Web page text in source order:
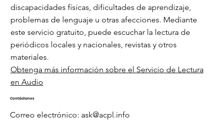
discapacidades físicas, dificultades de aprendizaje,
problemas de lenguaje u otras afecciones. Mediante
este servicio gratuito, puede escuchar la lectura de
periódicos locales y nacionales, revistas y otros
materiales.
Obtenga más información sobre el Servicio de Lectura
en Audio
Contáctanos
Correo electrónico: ask@acpl.info